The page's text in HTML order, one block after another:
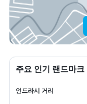
주요 인기 랜드마크
언드라시 거리